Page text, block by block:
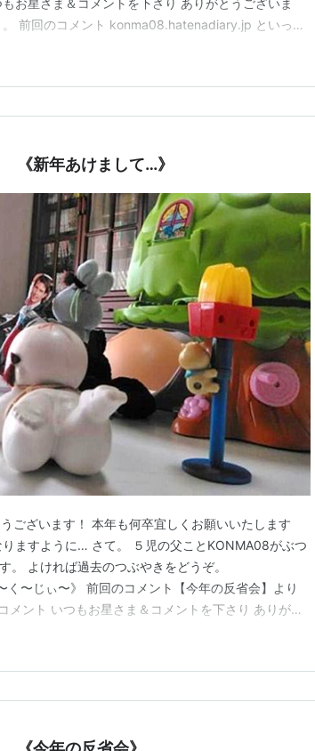
お星さま＆コメントを下さり ありがとうございま
前回のコメント konma08.hatenadiary.jp といっき
け」にシフトせざる…
新年あけまして…》
ございます！ 本年も何卒宜しくお願いいたします
ますように… さて。 ５児の父ことKONMA08がぶつ
。 よければ過去のつぶやきをどうぞ。
〜じぃ〜》 前回のコメント【今年の反省会】より
ント いつもお星さま＆コメントを下さり ありがと
ok3(id:happy-ok3)さん…